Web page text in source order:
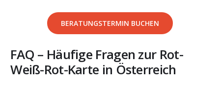
BERATUNGSTERMIN BUCHEN
FAQ – Häufige Fragen zur Rot-
Weiß-Rot-Karte in Österreich